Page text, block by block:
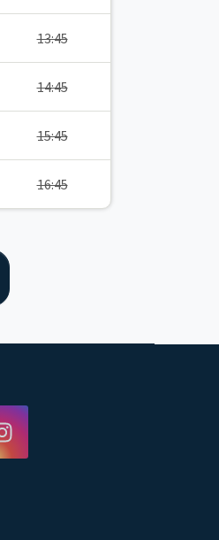
13:45
14:45
15:45
16:45